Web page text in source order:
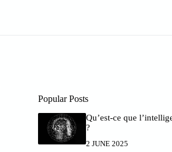
Popular Posts
Qu’est-ce que
?
2 JUNE 2025